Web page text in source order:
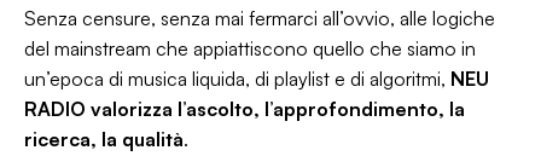
Senza censure, senza mai fermarci all’ovvio, alle logiche
del mainstream che appiattiscono quello che siamo in
un’epoca di musica liquida, di playlist e di algoritmi, NEU
RADIO valorizza l’ascolto, l’approfondimento, la
ricerca, la qualità.